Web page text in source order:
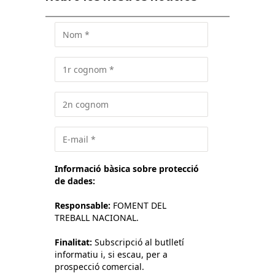
Informació bàsica sobre protecció
de dades:
Responsable: FOMENT DEL
TREBALL NACIONAL.
Finalitat: Subscripció al butlletí
informatiu i, si escau, per a
prospecció comercial.